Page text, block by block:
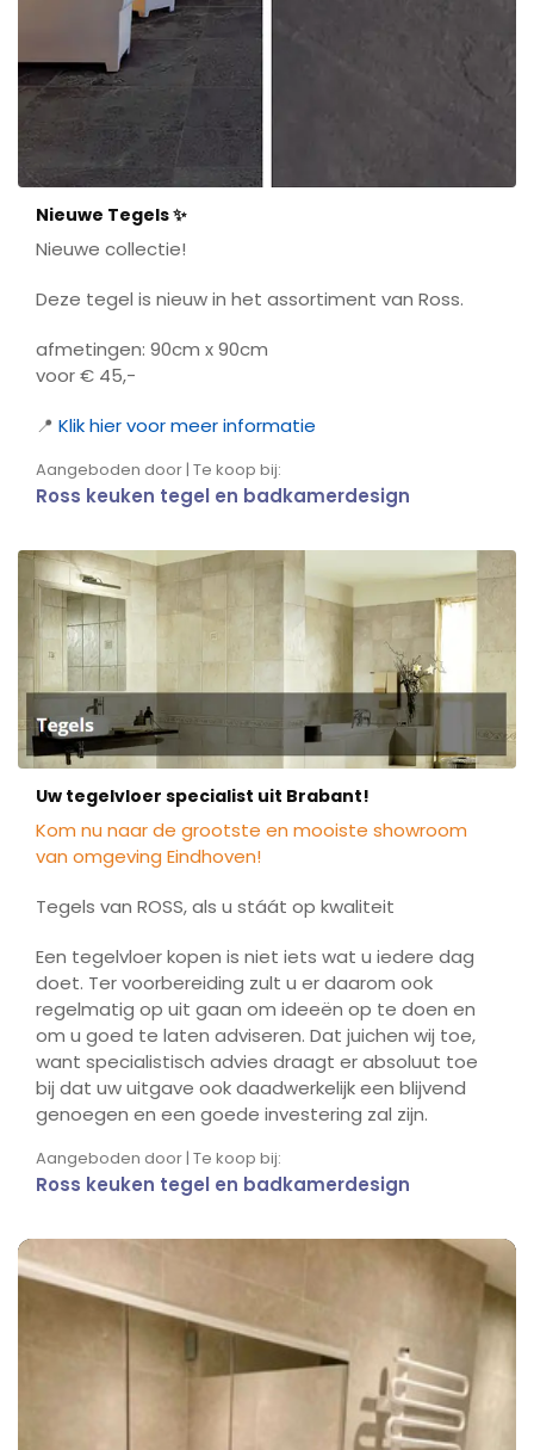
Nieuwe Tegels ✨
Nieuwe collectie!
Deze tegel is nieuw in het assortiment van Ross.
afmetingen: 90cm x 90cm
voor € 45,-
📍 Klik hier voor meer informatie
Aangeboden door | Te koop bij:
Ross keuken tegel en badkamerdesign
Uw tegelvloer specialist uit Brabant!
Kom nu naar de grootste en mooiste showroom
van omgeving Eindhoven!
Tegels van ROSS, als u stáát op kwaliteit
Een tegelvloer kopen is niet iets wat u iedere dag
doet. Ter voorbereiding zult u er daarom ook
regelmatig op uit gaan om ideeën op te doen en
om u goed te laten adviseren. Dat juichen wij toe,
want specialistisch advies draagt er absoluut toe
bij dat uw uitgave ook daadwerkelijk een blijvend
genoegen en een goede investering zal zijn.
Aangeboden door | Te koop bij:
Ross keuken tegel en badkamerdesign